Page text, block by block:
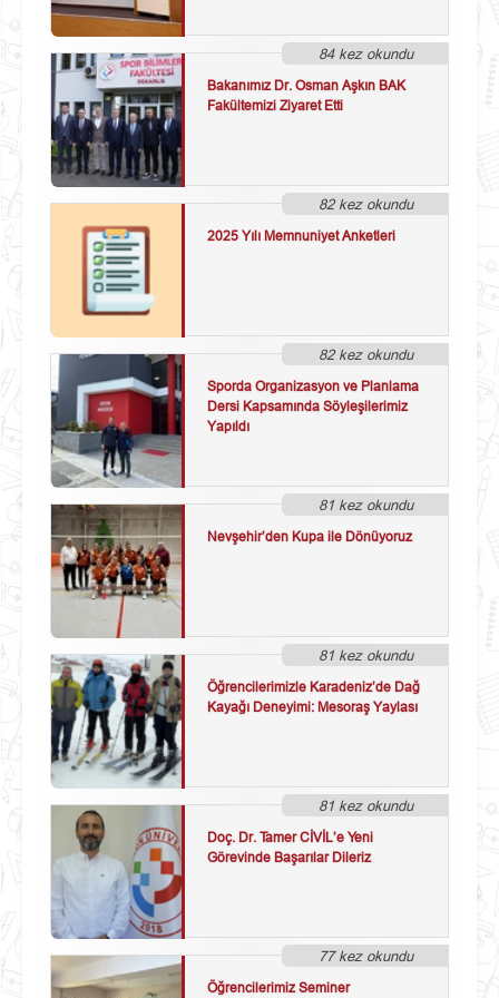
84 kez okundu
Bakanımız Dr. Osman Aşkın BAK
Fakültemizi Ziyaret Etti
82 kez okundu
2025 Yılı Memnuniyet Anketleri
82 kez okundu
Sporda Organizasyon ve Planlama
Dersi Kapsamında Söyleşilerimiz
Yapıldı
81 kez okundu
Nevşehir’den Kupa ile Dönüyoruz
81 kez okundu
Öğrencilerimizle Karadeniz’de Dağ
Kayağı Deneyimi: Mesoraş Yaylası
81 kez okundu
Doç. Dr. Tamer CİVİL’e Yeni
Görevinde Başarılar Dileriz
77 kez okundu
Öğrencilerimiz Seminer